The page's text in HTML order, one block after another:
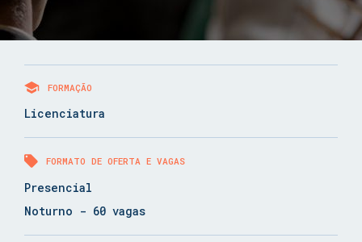
FORMAÇÃO
Licenciatura
FORMATO DE OFERTA E VAGAS
Presencial
Noturno - 60 vagas